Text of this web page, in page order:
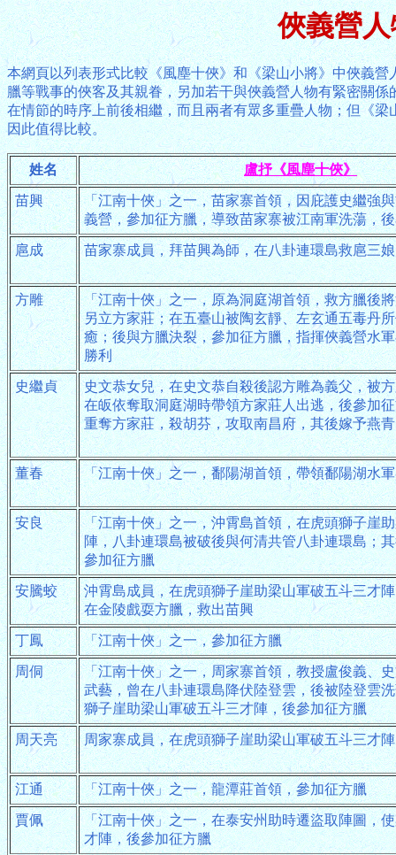
俠義營
本網頁以列表形式比較《風塵十俠》和《梁山小將》中俠義
臘等戰事的俠客及其親眷，另加若干與俠義營人物有緊密關
在情節的時序上前後相繼，而且兩者有眾多重疊人物；但《
因此值得比較。
姓名 盧抒《風塵十俠》
苗興
「江南十俠」之一，苗家寨首領，因庇護史繼強
義營，參加征方臘，導致苗家寨被江南軍洗蕩，
扈成 苗家寨成員，拜苗興為師，在八卦連環島救扈三娘
方雕
「江南十俠」之一，原為洞庭湖首領，救方臘後
另立方家莊；在五臺山被陶玄靜、左玄通五毒丹
癒；後與方臘決裂，參加征方臘，指揮俠義營水
勝利
史繼貞
史文恭女兒，在史文恭自殺後認方雕為義父，被
在皈依奪取洞庭湖時帶領方家莊人出逃，後參加
重奪方家莊，殺胡芬，攻取南昌府，其後嫁予燕青
董春 「江南十俠」之一，鄱陽湖首領，帶領鄱陽湖水
安良
「江南十俠」之一，沖霄島首領，在虎頭獅子崖
陣，八卦連環島被破後與何清共管八卦連環島；
參加征方臘
安騰蛟
沖霄島成員，在虎頭獅子崖助梁山軍破五斗三才
在金陵戲耍方臘，救出苗興
丁鳳 「江南十俠」之一，參加征方臘
周侗
「江南十俠」之一，周家寨首領，教授盧俊義、
武藝，曾在八卦連環島降伏陸登雲，後被陸登雲
獅子崖助梁山軍破五斗三才陣，後參加征方臘
周天亮 周家寨成員，在虎頭獅子崖助梁山軍破五斗三才
江通 「江南十俠」之一，龍潭莊首領，參加征方臘
賈佩
「江南十俠」之一，在泰安州助時遷盜取陣圖，
才陣，後參加征方臘